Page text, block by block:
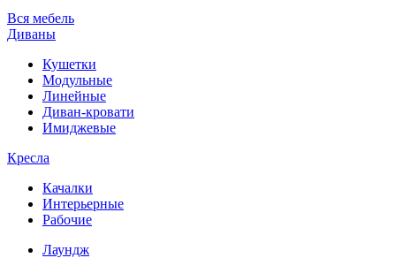
Вся мебель
Диваны
Кушетки
Модульные
Линейные
Диван-кровати
Имиджевые
Кресла
Качалки
Интерьерные
Рабочие
Лаундж